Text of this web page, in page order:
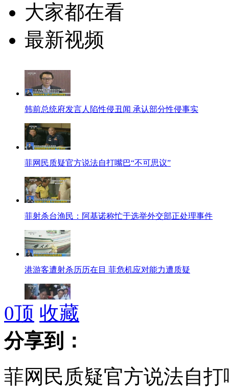
大家都在看
最新视频
韩前总统府发言人陷性侵丑闻 承认部分性侵事实
菲网民质疑官方说法自打嘴巴“不可思议”
菲射杀台渔民：阿基诺称忙于选举外交部正处理事件
港游客遭射杀历历在目 菲危机应对能力遭质疑
菲船射杀台渔民72小时期限过半 菲致歉"轻佻"
河北母亲照顾植物人儿子八年如一日未出家门
0顶 收藏
分享到：
菲网民质疑官方说法自打